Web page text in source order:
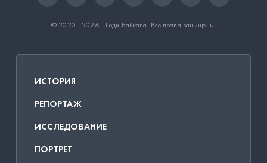
© 2020 - 2026. Люди Байкала . Все права защищены.
ИСТОРИЯ
РЕПОРТАЖ
ИССЛЕДОВАНИЕ
ПОРТРЕТ